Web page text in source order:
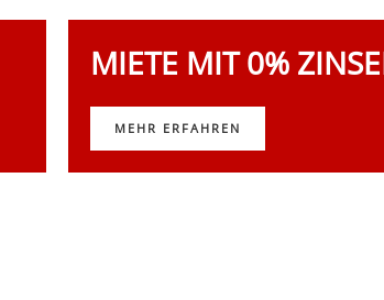
MIETE MIT 0%
MEHR ERFAHREN